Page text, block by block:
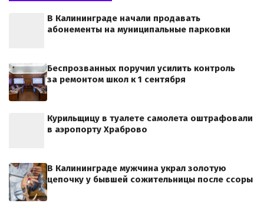
В Калининграде начали продавать
абонементы на муниципальные парковки
Беспрозванных поручил усилить контроль
за ремонтом школ к 1 сентября
Курильщицу в туалете самолета оштрафовали
в аэропорту Храброво
В Калининграде мужчина украл золотую
цепочку у бывшей сожительницы после ссоры